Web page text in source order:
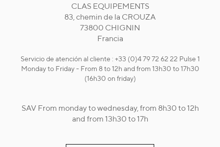
CLAS EQUIPEMENTS
83, chemin de la CROUZA
73800 CHIGNIN
Francia
Servicio de atención al cliente : +33 (0)4 79 72 62 22 Pulse 1
Monday to Friday - From 8 to 12h and from 13h30 to 17h30
(16h30 on friday)
SAV From monday to wednesday, from 8h30 to 12h
and from 13h30 to 17h